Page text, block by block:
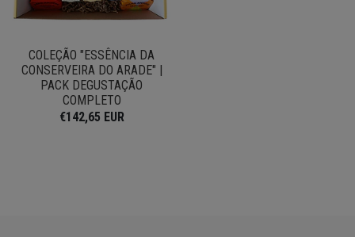
COLEÇÃO "ESSÊNCIA DA
CONSERVEIRA DO ARADE" |
PACK DEGUSTAÇÃO
COMPLETO
€142,65 EUR